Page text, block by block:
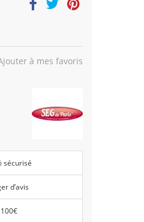
à mes favoris
sécurisé
d’avis